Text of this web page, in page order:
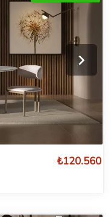
₺120.560